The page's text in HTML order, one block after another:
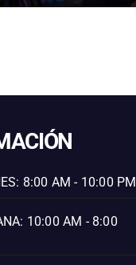
8:00 AM - 10:00 PM
10:00 AM - 8:00